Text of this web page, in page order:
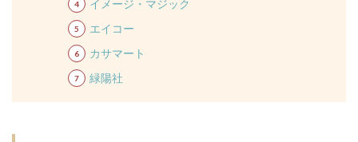
イメージ・マジック
エイコー
カサマート
緑陽社